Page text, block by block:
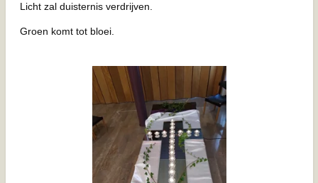
Licht zal duisternis verdrijven.
Groen komt tot bloei.